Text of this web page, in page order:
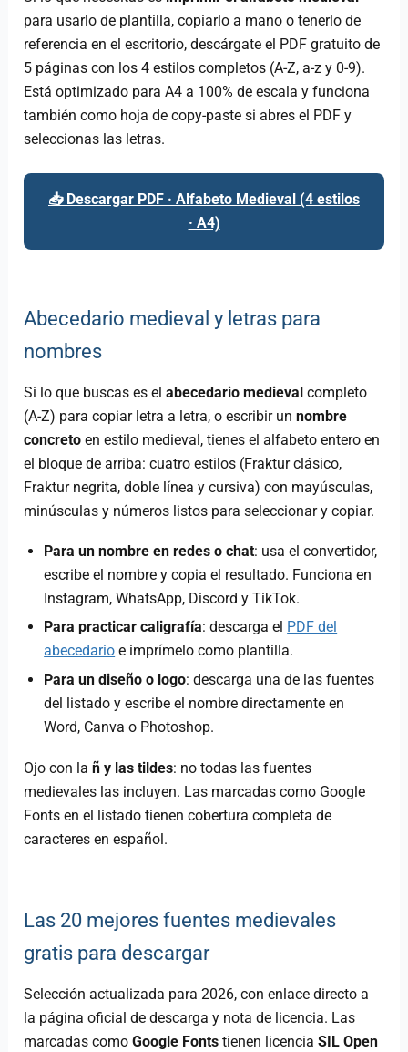
para usarlo de plantilla, copiarlo a mano o tenerlo de
referencia en el escritorio, descárgate el PDF gratuito de
5 páginas con los 4 estilos completos (A-Z, a-z y 0-9).
Está optimizado para A4 a 100% de escala y funciona
también como hoja de copy-paste si abres el PDF y
seleccionas las letras.
📥 Descargar PDF · Alfabeto Medieval (4 estilos
· A4)
Abecedario medieval y letras para
nombres
Si lo que buscas es elabecedario medieval completo
(A-Z) para copiar letra a letra, o escribir unnombre
concreto en estilo medieval, tienes el alfabeto entero en
el bloque de arriba: cuatro estilos (Fraktur clásico,
Fraktur negrita, doble línea y cursiva) con mayúsculas,
minúsculas y números listos para seleccionar y copiar.
Para un nombre en redes o chat: usa el convertidor,
escribe el nombre y copia el resultado. Funciona en
Instagram, WhatsApp, Discord y TikTok.
Para practicar caligrafía: descarga el PDF del
abecedario e imprímelo como plantilla.
Para un diseño o logo: descarga una de las fuentes
del listado y escribe el nombre directamente en
Word, Canva o Photoshop.
Ojo con lañ y las tildes: no todas las fuentes
medievales las incluyen. Las marcadas como Google
Fonts en el listado tienen cobertura completa de
caracteres en español.
Las 20 mejores fuentes medievales
gratis para descargar
Selección actualizada para 2026, con enlace directo a
la página oficial de descarga y nota de licencia. Las
marcadas comoGoogle Fonts tienen licenciaSIL Open